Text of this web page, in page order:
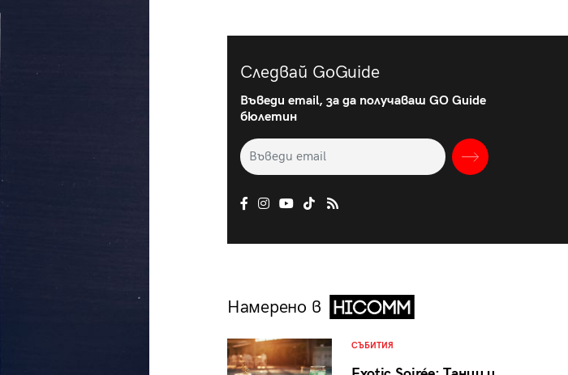
Следвай GoGuide
Въведи email, за да получаваш GO Guide
бюлетин
Намерено в
СЪБИТИЯ